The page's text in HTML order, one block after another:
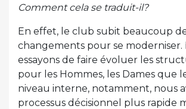
Comment cela se traduit-il?
En effet, le club subit beaucoup
changements pour se moderniser.
essayons de faire évoluer les
pour les Hommes, les Dames que
niveau interne, notamment, nous
processus décisionnel plus rapide